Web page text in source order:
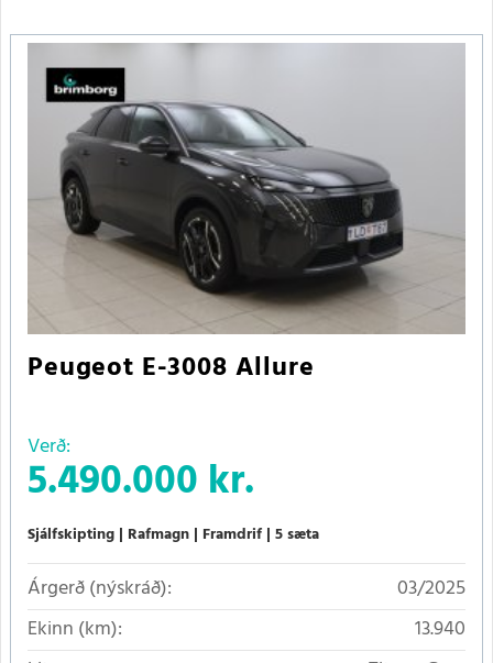
Peugeot E-3008 Allure
Verð:
5.490.000 kr.
Sjálfskipting Rafmagn Framdrif 5 sæta
Árgerð (nýskráð):
03/2025
Ekinn (km):
13.940